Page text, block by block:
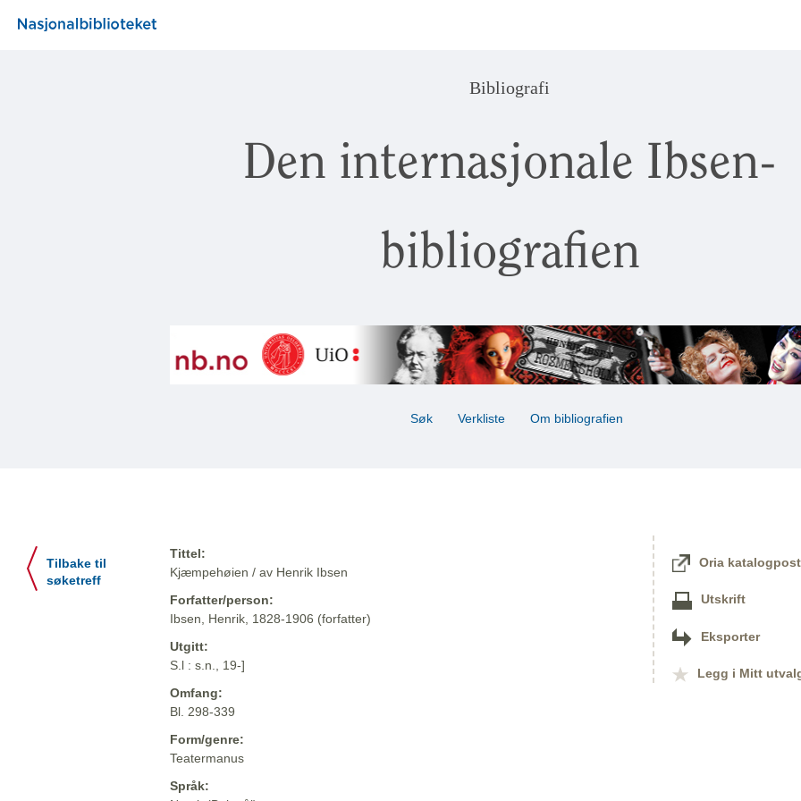
Bibliografi
Den internasjonale Ibsen-
bibliografien
Søk Verkliste Om bibliografien
Tilbake til
søketreff
Tittel:
Kjæmpehøien / av Henrik Ibsen
Forfatter/person:
Ibsen, Henrik, 1828-1906 (forfatter)
Utgitt:
S.l : s.n., 19-]
Omfang:
Bl. 298-339
Form/genre:
Teatermanus
Språk:
Oria katalogpost
Utskrift
Eksporter
Legg i Mitt